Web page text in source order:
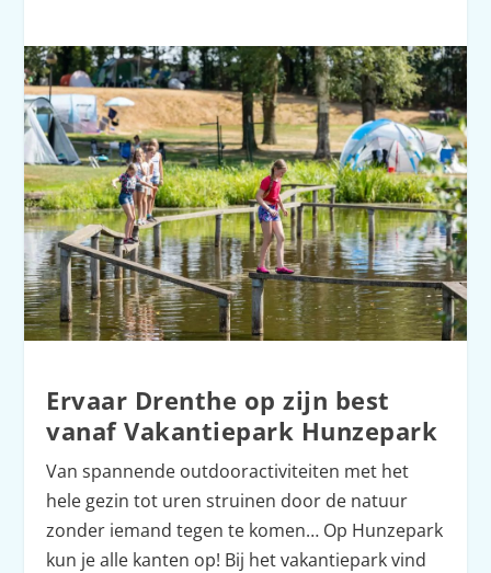
Ervaar Drenthe op zijn best
vanaf Vakantiepark Hunzepark
Van spannende outdooractiviteiten met het
hele gezin tot uren struinen door de natuur
zonder iemand tegen te komen… Op Hunzepark
kun je alle kanten op! Bij het vakantiepark vind